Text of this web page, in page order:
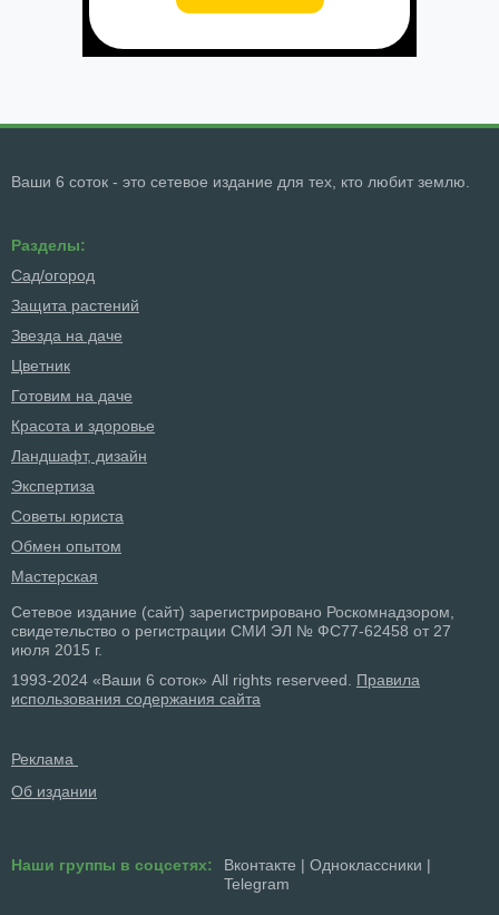
Ваши 6 соток - это сетевое издание для тех, кто любит землю.
Разделы:
Сад/огород
Защита растений
Звезда на даче
Цветник
Готовим на даче
Красота и здоровье
Ландшафт, дизайн
Экспертиза
Советы юриста
Обмен опытом
Мастерская
Сетевое издание (сайт) зарегистрировано Роскомнадзором,
свидетельство о регистрации СМИ ЭЛ № ФС77-62458 от 27
июля 2015 г.
1993-2024 «Ваши 6 соток» All rights reserveed. Правила
использования содержания сайта
Реклама
Об издании
Наши группы в соцсетях: Вконтакте | Одноклассники |
Telegram